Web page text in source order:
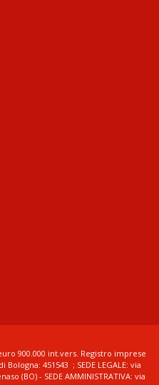
900.000 int.vers. Registro imprese
Bologna: 451543 ; SEDE LEGALE: via
(BO) - SEDE AMMINISTRATIVA: via